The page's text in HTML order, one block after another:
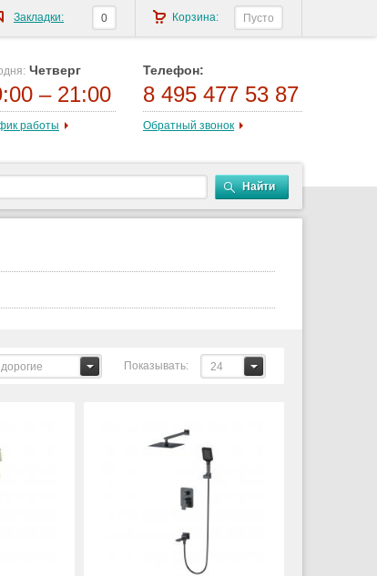
Четверг
– 21:00
работы
Телефон:
8 495 477 53 87
Обратный звонок
Найти
Показывать: 24
Корзина: Пусто
Закладки: 0